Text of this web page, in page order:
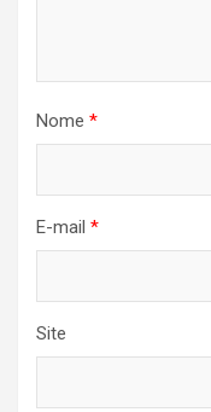
Nome *
E-mail *
Site